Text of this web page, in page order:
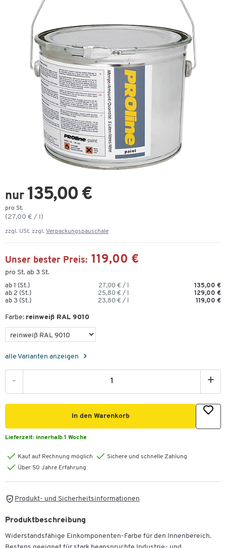
nur 135,00 €
pro St.
(27,00 € / l)
zzgl. USt. zzgl. Verpackungspauschale
Unser bester Preis: 119,00 €
pro St. ab 3 St.
ab 1 (St.) 27,00 € / l
135,00 €
ab 2 (St.)
25,80 € / l
129,00 €
ab 3 (St.)
23,80 € / l 119,00 €
Farbe: reinweiß RAL 9010
alle Varianten anzeigen
- +
In den Warenkorb
Lieferzeit: innerhalb 1 Woche
Kauf auf Rechnung möglich
Sichere und schnelle Zahlung
Über 50 Jahre Erfahrung
Produkt- und Sicherheitsinformationen
Produktbeschreibung
Widerstandsfähige Einkomponenten-Farbe für den Innenbereich.